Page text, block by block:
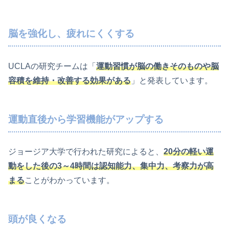
脳を強化し、疲れにくくする
UCLAの研究チームは「 運動習慣が脳の働きそのものや脳
容積を維持・改善する効果がある 」と発表しています。
運動直後から学習機能がアップする
ジョージア大学で行われた研究によると、 20分の軽い運
動をした後の3～4時間は認知能力、集中力、考察力が高
まることがわかっています。
頭が良くなる